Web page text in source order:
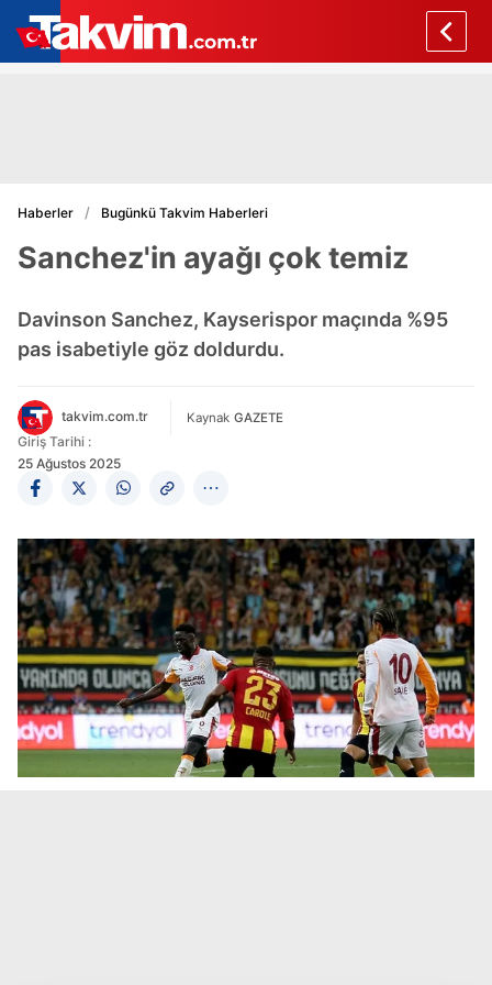
Haberler Bugünkü Takvim Haberleri
Sanchez'in ayağı çok temiz
Davinson Sanchez, Kayserispor maçında %95
pas isabetiyle göz doldurdu.
takvim.com.tr Kaynak GAZETE
Giriş Tarihi :
25 Ağustos 2025